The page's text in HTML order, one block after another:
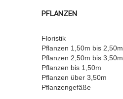
PFLANZEN
Floristik
Pflanzen 1,50m bis 2,50m
Pflanzen 2,50m bis 3,50m
Pflanzen bis 1,50m
Pflanzen über 3,50m
Pflanzengefäße